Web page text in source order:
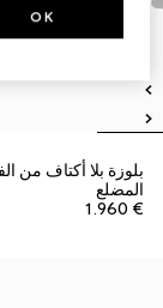
بلوزة بلا أكتاف من
المضلع
€ 1.960
OK